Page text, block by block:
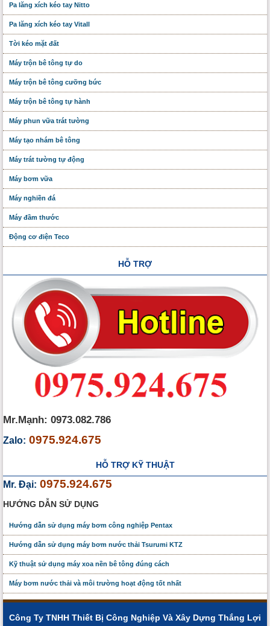
Pa lăng xích kéo tay Nitto
Pa lăng xích kéo tay Vitall
Tời kéo mặt đất
Máy trộn bê tông tự do
Máy trộn bê tông cưỡng bức
Máy trộn bê tông tự hành
Máy phun vữa trát tường
Máy tạo nhám bê tông
Máy trát tường tự động
Máy bơm vữa
Máy nghiền đá
Máy đầm thước
Động cơ điện Teco
HỖ TRỢ
Mr.Mạnh: 0973.082.786
Zalo: 0975.924.675
HỖ TRỢ KỸ THUẬT
Mr. Đại: 0975.924.675
HƯỚNG DẪN SỬ DỤNG
Hướng dẫn sử dụng máy bơm công nghiệp Pentax
Hướng dẫn sử dụng máy bơm nước thải Tsurumi KTZ
Kỹ thuật sử dụng máy xoa nền bê tông đúng cách
Máy bơm nước thải và môi trường hoạt động tốt nhất
Công Ty TNHH Thiết Bị Công Nghiệp Và Xây Dựng Thắng Lợi